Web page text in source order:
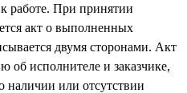
работе. При принятии
акт о выполненных
двумя сторонами. Акт
об исполнителе и заказчике,
наличии или отсутствии